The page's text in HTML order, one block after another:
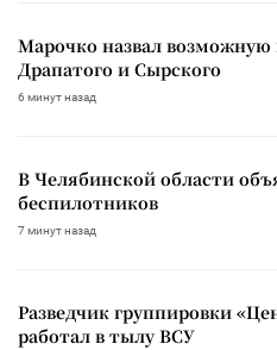
Марочко назвал
Драпатого и Сырского
6 минут назад
В Челябинской области
беспилотников
7 минут назад
Разведчик группировки
работал в тылу ВСУ